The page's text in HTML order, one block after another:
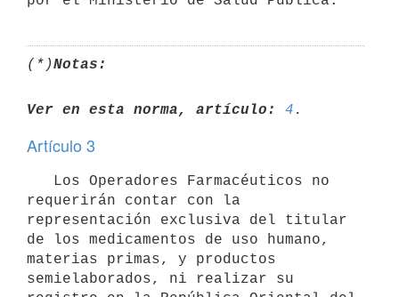
(*)Notas:
Ver en esta norma, artículo: 4
Artículo 3
requerirán contar con la
representación exclusiva del titular
de los medicamentos de uso humano,
materias primas, y productos
semielaborados, ni realizar su